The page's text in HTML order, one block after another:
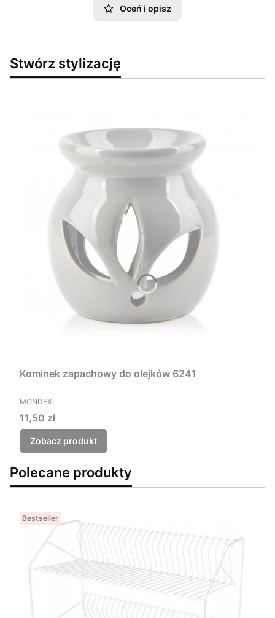
Oceń i opisz
Stwórz stylizację
Kominek zapachowy do olejków 6241
PRODUCENT
MONDEX
Cena
11,50 zł
Zobacz produkt
Polecane produkty
Bestseller